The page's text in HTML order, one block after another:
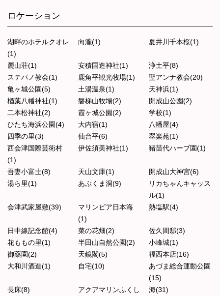
ロケーション
湖畔のホテルクオレ
(1)
向瀧(1) 夏井川千本桜(1)
麓山荘(1) 安積国造神社(1)
浄土平(8)
ステパノ教会(1)
鹿角平観光牧場(1)
聖アンナ教会(20)
亀ヶ城公園(5)
土湯温泉(1)
天神浜(1)
楢葉八幡神社(1)
磐梯山牧場(2)
開成山公園(2)
二本松神社(2)
霞ヶ城公園(2)
学校(1)
ひたち海浜公園(4)
大内宿(1)
八幡屋(4)
四季の里(3)
仙台平(6)
翠楽苑(1)
西会津国際芸術村
(1)
伊佐須美神社(1) 猪苗代ハーブ園(1)
吾妻小富士(8) 天山文庫(1)
開成山大神宮(6)
湯ら里(1)
あぶくま洞(9)
リカちゃんキャッス
ル(1)
会津武家屋敷(39)
マリンピア日本海
(1)
熱塩駅(4)
日中線記念館(4) 菜の花畑(2)
佐久間邸(3)
花ももの里(1)
半田山自然公園(2)
小峰城(1)
御薬園(2)
天鏡閣(5)
福西本店(16)
大和川酒造(1)
自宅(10)
あづま総合運動公園
(15)
長床(8)
アクアマリンふくし
海(31)